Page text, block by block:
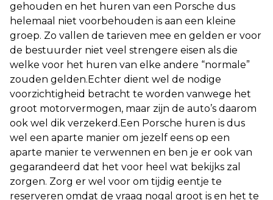
gehouden en het huren van een Porsche dus
helemaal niet voorbehouden is aan een kleine
groep. Zo vallen de tarieven mee en gelden er voor
de bestuurder niet veel strengere eisen als die
welke voor het huren van elke andere “normale”
zouden gelden.Echter dient wel de nodige
voorzichtigheid betracht te worden vanwege het
groot motorvermogen, maar zijn de auto’s daarom
ook wel dik verzekerd.Een Porsche huren is dus
wel een aparte manier om jezelf eens op een
aparte manier te verwennen en ben je er ook van
gegarandeerd dat het voor heel wat bekijks zal
zorgen. Zorg er wel voor om tijdig eentje te
reserveren omdat de vraag nogal groot is en het te